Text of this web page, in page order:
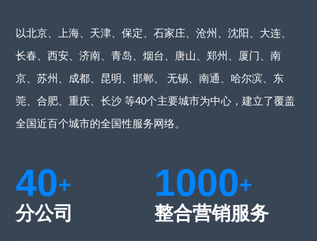
以北京、上海、天津、保定、石家庄、沧州、沈阳、大连、
长春、西安、济南、青岛、烟台、唐山、郑州、厦门、南
京、苏州、成都、昆明、邯郸、 无锡、南通、哈尔滨、东
莞、合肥、重庆、长沙 等40个主要城市为中心，建立了覆盖
全国近百个城市的全国性服务网络。
40+
分公司
1000+
整合营销服务